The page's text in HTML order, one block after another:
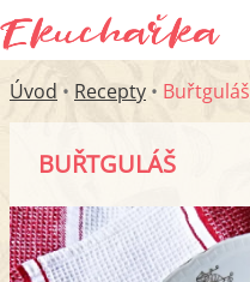
Úvod • Recepty • Buřtguláš
BUŘTGULÁŠ